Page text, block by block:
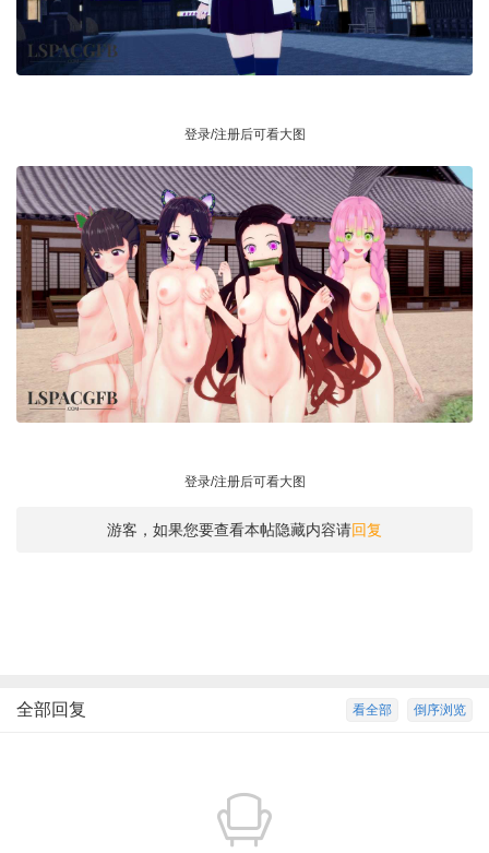
登录/注册后可看大图
登录/注册后可看大图
游客，如果您要查看本帖隐藏内容请回复
倒序浏览
看全部
全部回复